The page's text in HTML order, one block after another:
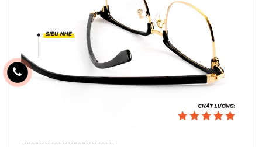
--------------------------------